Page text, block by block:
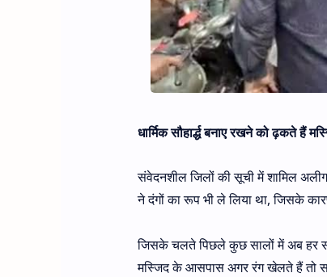
धार्मिक सौहार्द्ध बनाए रखने को ढ़कते हैं
संवेदनशील जिलों की सूची में शामिल अलीगढ़
ने दंगों का रूप भी ले लिया था, जिसके
जिसके चलते पिछले कुछ सालों में अब हर
मस्जिद के आसपास अगर रंग खेलते हैं तो